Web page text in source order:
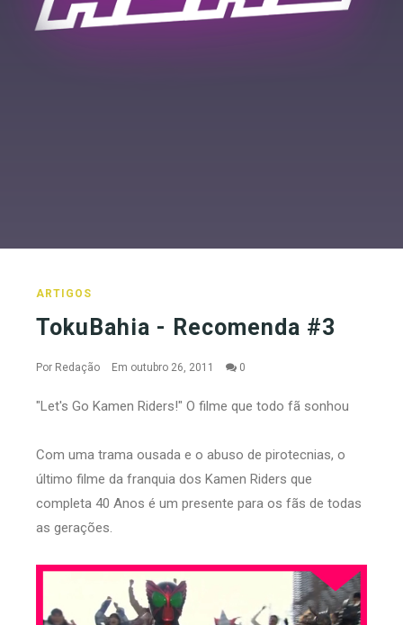
ARTIGOS
TokuBahia - Recomenda #3
Por Redação Em outubro 26, 2011 0
"Let's Go Kamen Riders!" O filme que todo fã sonhou
Com uma trama ousada e o abuso de pirotecnias, o
último filme da franquia dos Kamen Riders que
completa 40 Anos é um presente para os fãs de todas
as gerações.